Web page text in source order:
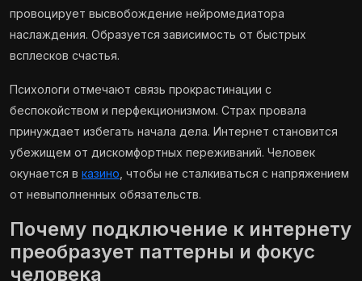
провоцирует высвобождение нейромедиатора
наслаждения. Образуется зависимость от быстрых
всплесков счастья.
Психологи отмечают связь прокрастинации с
беспокойством и перфекционизмом. Страх провала
принуждает избегать начала дела. Интернет становится
убежищем от дискомфортных переживаний. Человек
окунается в казино , чтобы не сталкиваться с напряжением
от невыполненных обязательств.
Почему подключение к интернету
преобразует паттерны и фокус
человека